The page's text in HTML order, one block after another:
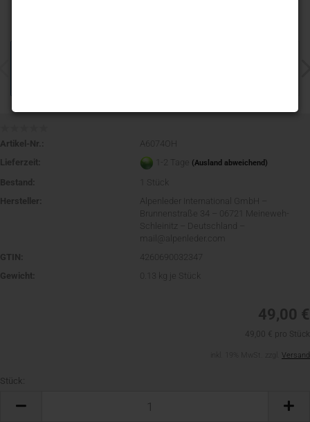
Artikel-Nr.:
A6074OH
Lieferzeit:
1-2 Tage (Ausland abweichend)
Bestand:
Stück
Hersteller:
Alpenleder International GmbH –
Brunnenstraße 34 – 06721 Meineweh-
Schleinitz – Deutschland –
mail@alpenleder.com
GTIN:
4260690032347
Gewicht:
0.13 kg je Stück
49,00 €
Versand
Stück: